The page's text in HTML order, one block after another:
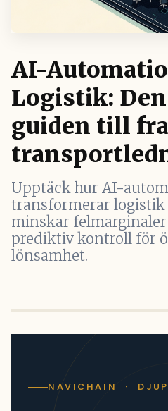
AI-
Logistik:
guiden till
Upptäck hur AI-
transformerar logistik
minskar
prediktiv kontroll för
lönsamhet.
NAVICHAIN ·